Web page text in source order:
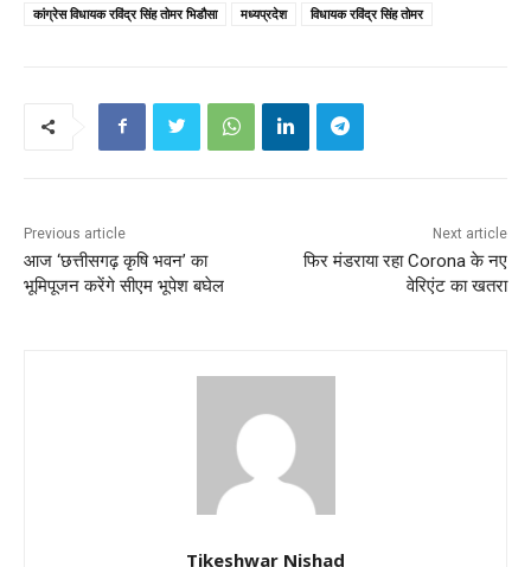
कांग्रेस विधायक रविंद्र सिंह तोमर भिडौसा
मध्यप्रदेश विधायक रविंद्र सिंह तोमर
Previous article
आज ‘छत्तीसगढ़ कृषि भवन’ का
भूमिपूजन करेंगे सीएम भूपेश बघेल
Next article
फिर मंडराया रहा Corona के नए
वेरिएंट का खतरा
Tikeshwar Nishad